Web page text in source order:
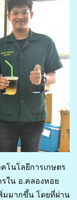
โนโลยีการเกษตร
ใน อ.คลองหอย
มมากขึ้น โดยที่ผ่าน